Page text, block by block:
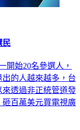
民
開始20名參選人，
的人越來越多，台
透過非正統管道發
百萬美元買電視廣